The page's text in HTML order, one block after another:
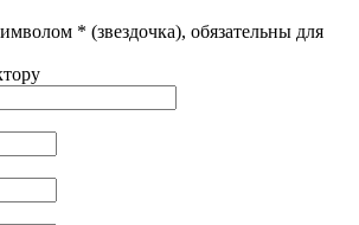
* (звездочка), обязательны для